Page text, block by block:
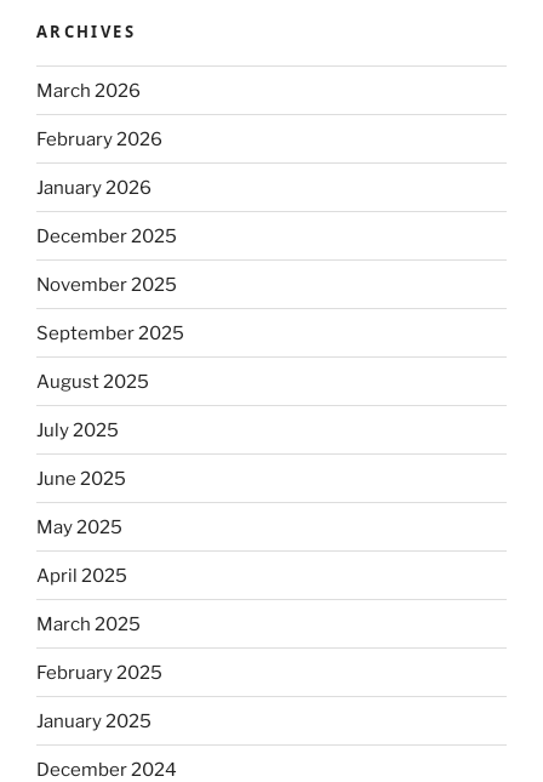
ARCHIVES
March 2026
February 2026
January 2026
December 2025
November 2025
September 2025
August 2025
July 2025
June 2025
May 2025
April 2025
March 2025
February 2025
January 2025
December 2024